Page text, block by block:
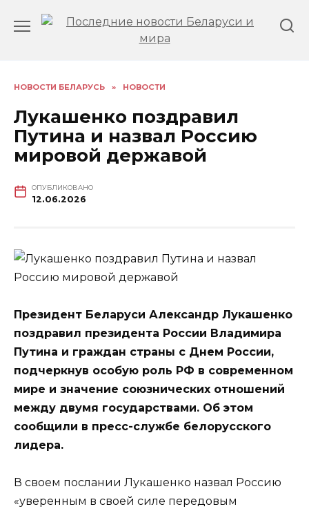
НОВОСТИ БЕЛАРУСЬ » НОВОСТИ
Лукашенко поздравил
Путина и назвал Россию
мировой державой
ОПУБЛИКОВАНО
12.06.2026
Президент Беларуси Александр Лукашенко
поздравил президента России Владимира
Путина и граждан страны с Днем России,
подчеркнув особую роль РФ в современном
мире и значение союзнических отношений
между двумя государствами. Об этом
сообщили в пресс-службе белорусского
лидера.
В своем послании Лукашенко назвал Россию
«уверенным в своей силе передовым